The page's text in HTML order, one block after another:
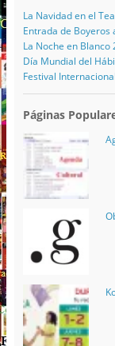
La Navidad en el
Entrada de Boyeros
La Noche en Blanco
Día Mundial del
Festival
Páginas